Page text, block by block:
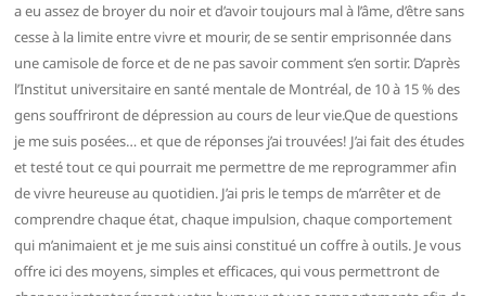
a eu assez de broyer du noir et d’avoir toujours mal à l’âme, d’être sans
cesse à la limite entre vivre et mourir, de se sentir emprisonnée dans
une camisole de force et de ne pas savoir comment s’en sortir. D’après
l’Institut universitaire en santé mentale de Montréal, de 10 à 15 % des
gens souffriront de dépression au cours de leur vie.Que de questions
je me suis posées… et que de réponses j’ai trouvées! J’ai fait des études
et testé tout ce qui pourrait me permettre de me reprogrammer afin
de vivre heureuse au quotidien. J’ai pris le temps de m’arrêter et de
comprendre chaque état, chaque impulsion, chaque comportement
qui m’animaient et je me suis ainsi constitué un coffre à outils. Je vous
offre ici des moyens, simples et efficaces, qui vous permettront de